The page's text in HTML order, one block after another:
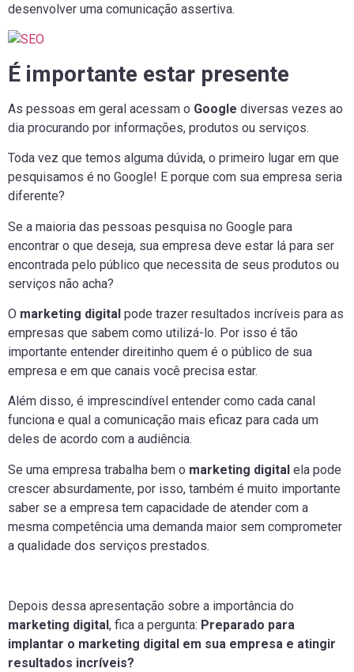
desenvolver uma comunicação assertiva.
É importante estar presente
As pessoas em geral acessam o Google diversas vezes ao
dia procurando por informações, produtos ou serviços.
Toda vez que temos alguma dúvida, o primeiro lugar em que
pesquisamos é no Google! E porque com sua empresa seria
diferente?
Se a maioria das pessoas pesquisa no Google para
encontrar o que deseja, sua empresa deve estar lá para ser
encontrada pelo público que necessita de seus produtos ou
serviços não acha?
O marketing digital pode trazer resultados incríveis para as
empresas que sabem como utilizá-lo. Por isso é tão
importante entender direitinho quem é o público de sua
empresa e em que canais você precisa estar.
Além disso, é imprescindível entender como cada canal
funciona e qual a comunicação mais eficaz para cada um
deles de acordo com a audiência.
Se uma empresa trabalha bem o marketing digital ela pode
crescer absurdamente, por isso, também é muito importante
saber se a empresa tem capacidade de atender com a
mesma competência uma demanda maior sem comprometer
a qualidade dos serviços prestados.
Depois dessa apresentação sobre a importância do
marketing digital , fica a pergunta: Preparado para
implantar o marketing digital em sua empresa e atingir
resultados incríveis?